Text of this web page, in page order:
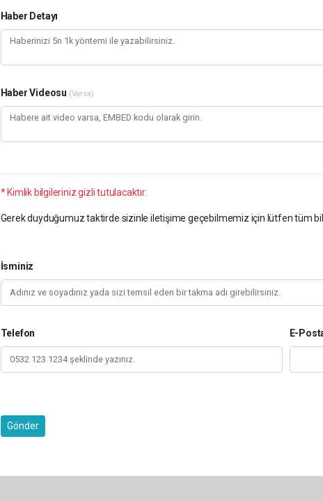
Haber Detayı
Haber Videosu (Varsa)
* Kimlik bilgileriniz gizli tutulacaktır.
Gerek duyduğumuz taktirde sizinle iletişime geçebilmemiz için lütfen tüm
İsminiz
Telefon E-
Gönder